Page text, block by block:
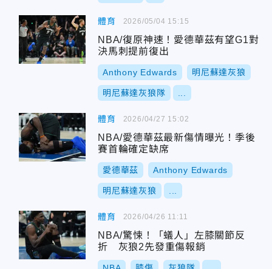
體育
NBA/復原神速！愛德華茲有望G1對
決馬刺提前復出
Anthony Edwards 明尼蘇達灰狼
明尼蘇達灰狼隊
2026/05/04 15:15
體育
NBA/愛德華茲最新傷情曝光！季後
賽首輪確定缺席
愛德華茲 Anthony Edwards
明尼蘇達灰狼
2026/04/27 15:02
體育
NBA/驚悚！「蟻人」左膝關節反
折 灰狼2先發重傷報銷
2026/04/26 11:11